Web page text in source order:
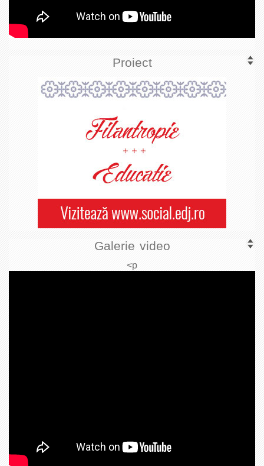
Proiect
Galerie video
<p